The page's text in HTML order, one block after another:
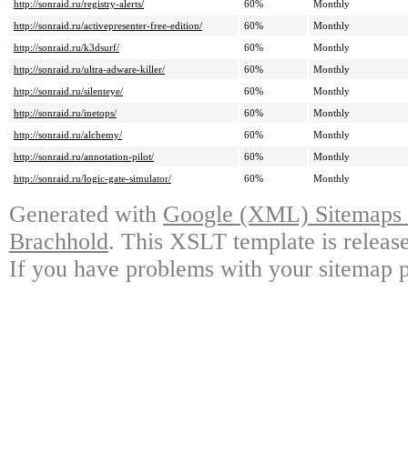
http://sonraid.ru/registry-alerts/
60%
Monthly
http://sonraid.ru/activepresenter-free-edition/
60%
Monthly
http://sonraid.ru/k3dsurf/
60%
Monthly
http://sonraid.ru/ultra-adware-killer/
60%
Monthly
http://sonraid.ru/silenteye/
60%
Monthly
http://sonraid.ru/inetops/
60%
Monthly
http://sonraid.ru/alchemy/
60%
Monthly
http://sonraid.ru/annotation-pilot/
60%
Monthly
http://sonraid.ru/logic-gate-simulator/
60% Monthly
Generated with Google (XML)
Brachhold. This XSLT template is
If you have problems with your sitemap